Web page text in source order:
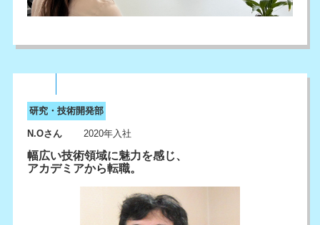
研究・技術開発部
N.Oさん 2020年入社
幅広い技術領域に魅力を感じ、
アカデミアから転職。